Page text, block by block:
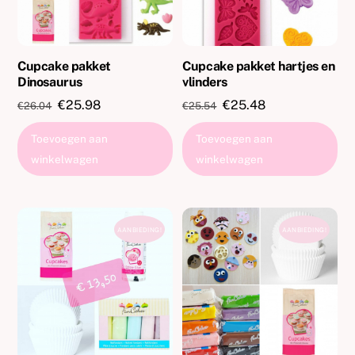
Cupcake pakket
Dinosaurus
€26.04 Oorspronkelijke
prijs
was:
€26.04.
€25.98Huidige
prijs
is:
Toevoegen aan
winkelwagen
Cupcake pakket hartjes en
vlinders
€25.54 Oorspronkelijke
prijs
was:
€25.54.
€25.48Huidige
prijs
is:
Toevoegen aan
winkelwagen
AANBIEDING! AANBIEDING!